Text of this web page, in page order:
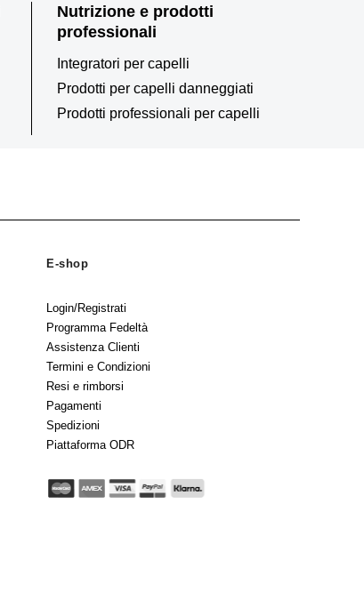
Nutrizione e prodotti
professionali
Integratori per capelli
Prodotti per capelli danneggiati
Prodotti professionali per capelli
E-shop
Login/Registrati
Programma Fedeltà
Assistenza Clienti
Termini e Condizioni
Resi e rimborsi
Pagamenti
Spedizioni
Piattaforma ODR